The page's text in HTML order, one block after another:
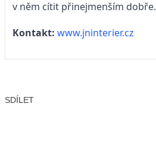
v něm cítit přinejmenším dobře.
Kontakt: www.jninterier.cz
SDÍLET